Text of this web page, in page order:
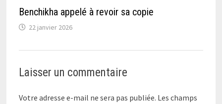
Benchikha appelé à revoir sa copie
22 janvier 2026
Laisser un commentaire
Votre adresse e-mail ne sera pas publiée. Les champs